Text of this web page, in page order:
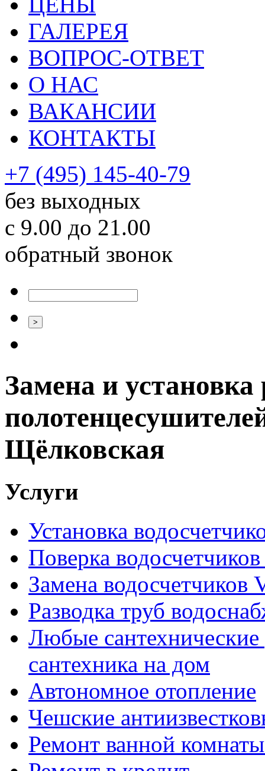
ГАЛЕРЕЯ
ВОПРОС-ОТВЕТ
О НАС
ВАКАНСИИ
КОНТАКТЫ
+7 (495) 145-40-79
без выходных
с 9.00 до 21.00
обратный звонок
Замена и установка
Щёлковская
Услуги
Установка
Поверка водосчетчиков
Замена
Разводка труб
Любые
сантехника на дом
Автономное отопление
Чешские
Ремонт ванной